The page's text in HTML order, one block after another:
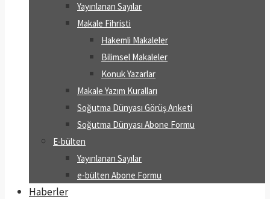
Yayınlanan Sayılar
Makale Fihristi
Hakemli Makaleler
Bilimsel Makaleler
Konuk Yazarlar
Makale Yazım Kuralları
Soğutma Dünyası Görüş Anketi
Soğutma Dünyası Abone Formu
E-bülten
Yayınlanan Sayılar
e-bülten Abone Formu
Haberler